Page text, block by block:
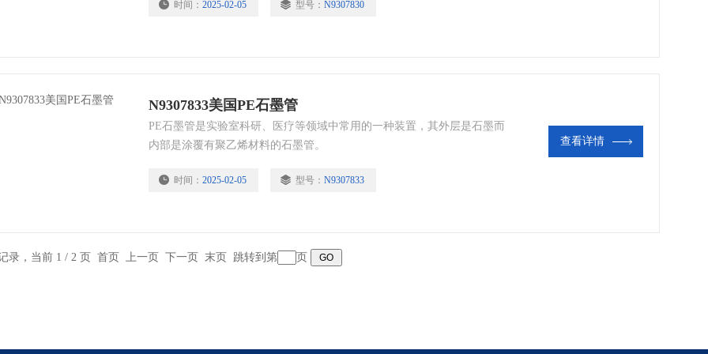
美国泵油、美国进样针、美国进样杯、美国矩管等美国光谱耗材|色谱耗材
时间： 2025-02-05 型号： N9307830
N9307833美国PE石墨管
PE石墨管是实验室科研、医疗等领域中常用的一种装置，其外层是石墨而
内部是涂覆有聚乙烯材料的石墨管。
时间： 2025-02-05 型号： N9307833
查看详情
录，当前 1 / 2 页 首页 上一页 下一页 末页 跳转到第 页